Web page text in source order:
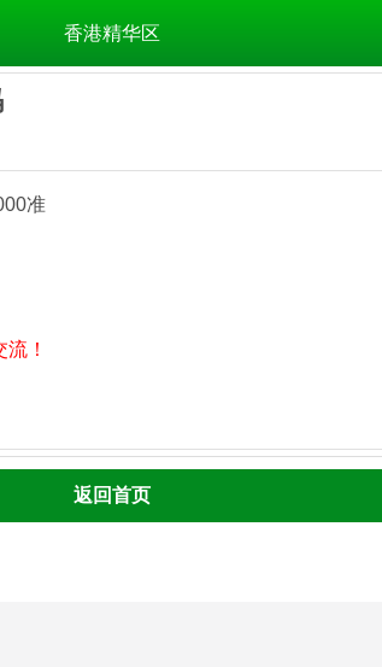
香港精华区
准
！
返回首页